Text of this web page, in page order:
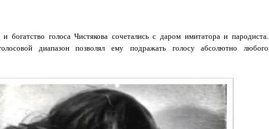
богатство голоса Чистякова сочетались с даром имитатора и пародиста.
диапазон позволял ему подражать голосу абсолютно любого